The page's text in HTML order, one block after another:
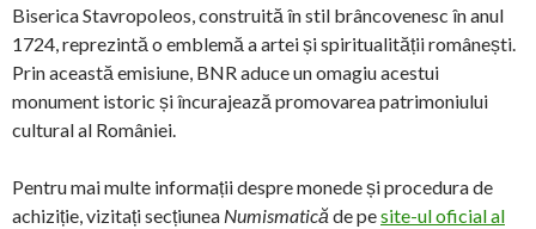
Biserica Stavropoleos, construită în stil brâncovenesc în anul
1724, reprezintă o emblemă a artei și spiritualității românești.
Prin această emisiune, BNR aduce un omagiu acestui
monument istoric și încurajează promovarea patrimoniului
cultural al României.
Pentru mai multe informații despre monede și procedura de
achiziție, vizitați secțiunea Numismatică de pesite-ul oficial al